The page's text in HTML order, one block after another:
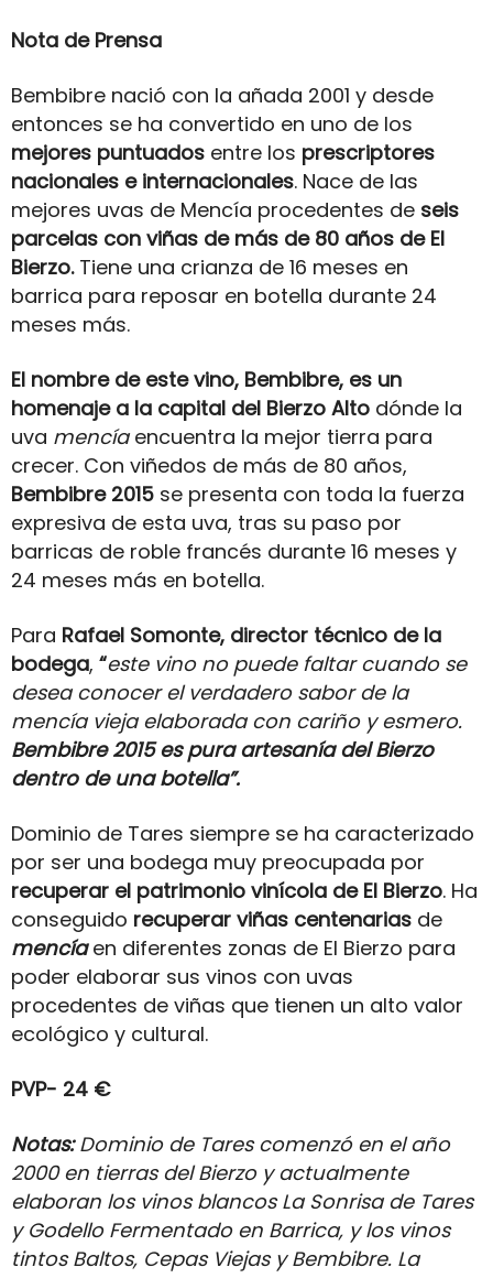
Nota de Prensa
Bembibre nació con la añada 2001 y desde
entonces se ha convertido en uno de los
mejores puntuados entre los prescriptores
nacionales e internacionales. Nace de las
mejores uvas de Mencía procedentes de seis
parcelas con viñas de más de 80 años de El
Bierzo.Tiene una crianza de 16 meses en
barrica para reposar en botella durante 24
meses más.
El nombre de este vino, Bembibre, es un
homenaje a la capital del Bierzo Alto dónde la
uva mencíaencuentra la mejor tierra para
crecer. Con viñedos de más de 80 años,
Bembibre 2015 se presenta con toda la fuerza
expresiva de esta uva, tras su paso por
barricas de roble francés durante 16 meses y
24 meses más en botella.
Para Rafael Somonte, director técnico de la
bodega, “este vino no puede faltar cuando se
desea conocer el verdadero sabor de la
mencía vieja elaborada con cariño y esmero.
Bembibre 2015 es pura artesanía del Bierzo
dentro de una botella”.
Dominio de Tares siempre se ha caracterizado
por ser una bodega muy preocupada por
recuperar el patrimonio vinícola de El Bierzo. Ha
conseguido recuperar viñas centenarias de
mencíaen diferentes zonas de El Bierzo para
poder elaborar sus vinos con uvas
procedentes de viñas que tienen un alto valor
ecológico y cultural.
PVP- 24 €
Notas:Dominio de Tares comenzó en el año
2000 en tierras del Bierzo y actualmente
elaboran los vinos blancos La Sonrisa de Tares
y Godello Fermentado en Barrica, y los vinos
tintos Baltos, Cepas Viejas y Bembibre. La